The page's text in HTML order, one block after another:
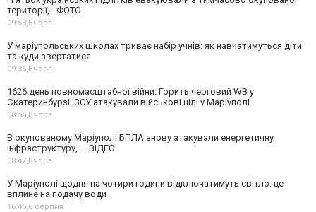
території, - ФОТО
09:53,Вчора
У маріупольських школах триває набір учнів: як навчатимуться діти
та куди звертатися
09:35,Вчора
1626 день повномасштабної війни. Горить черговий WB у
Єкатеринбурзі. ЗСУ атакували військові цілі у Маріуполі
08:55,Вчора
В окупованому Маріуполі БПЛА знову атакували енергетичну
інфраструктуру, — ВІДЕО
08:47,Вчора
У Маріуполі щодня на чотири години відключатимуть світло: це
вплине на подачу води
16:45,6 серпня